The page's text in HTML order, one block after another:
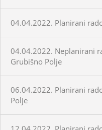
04.04.2022. Planirani
04.04.2022. Neplanirani
Grubišno Polje
06.04.2022. Planirani
Polje